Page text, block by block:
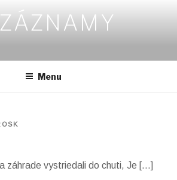
Menu
záhrade vystriedali do chuti, Je […]